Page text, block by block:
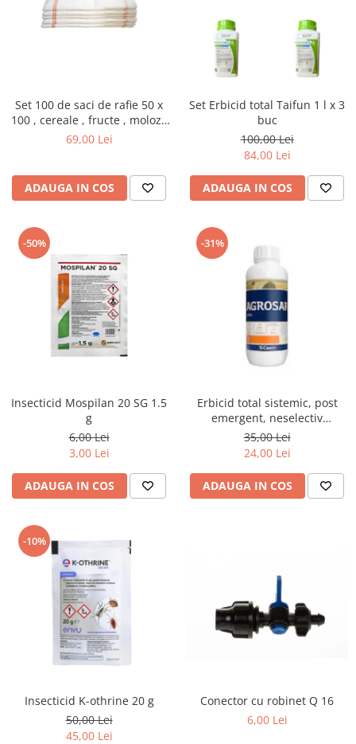
Set 100 de saci de rafie 50 x
100 , cereale , fructe , moloz ,
menaj si depozitare
69,00 Lei
ADAUGA IN COS
Set Erbicid total Taifun 1 l x 3
buc
100,00 Lei
84,00 Lei
ADAUGA IN COS
-50%
Insecticid Mospilan 20 SG 1.5
g
6,00 Lei
3,00 Lei
ADAUGA IN COS
-31%
Erbicid total sistemic, post
emergent, neselectiv
(buruieni monocotiledonate si
dicotiledonate, anuale si
perene), Agrosar360 SL,
35,00 Lei
24,00 Lei
ADAUGA IN COS
-10%
Insecticid K-othrine 20 g
50,00 Lei
45,00 Lei
Conector cu robinet Q 16
6,00 Lei